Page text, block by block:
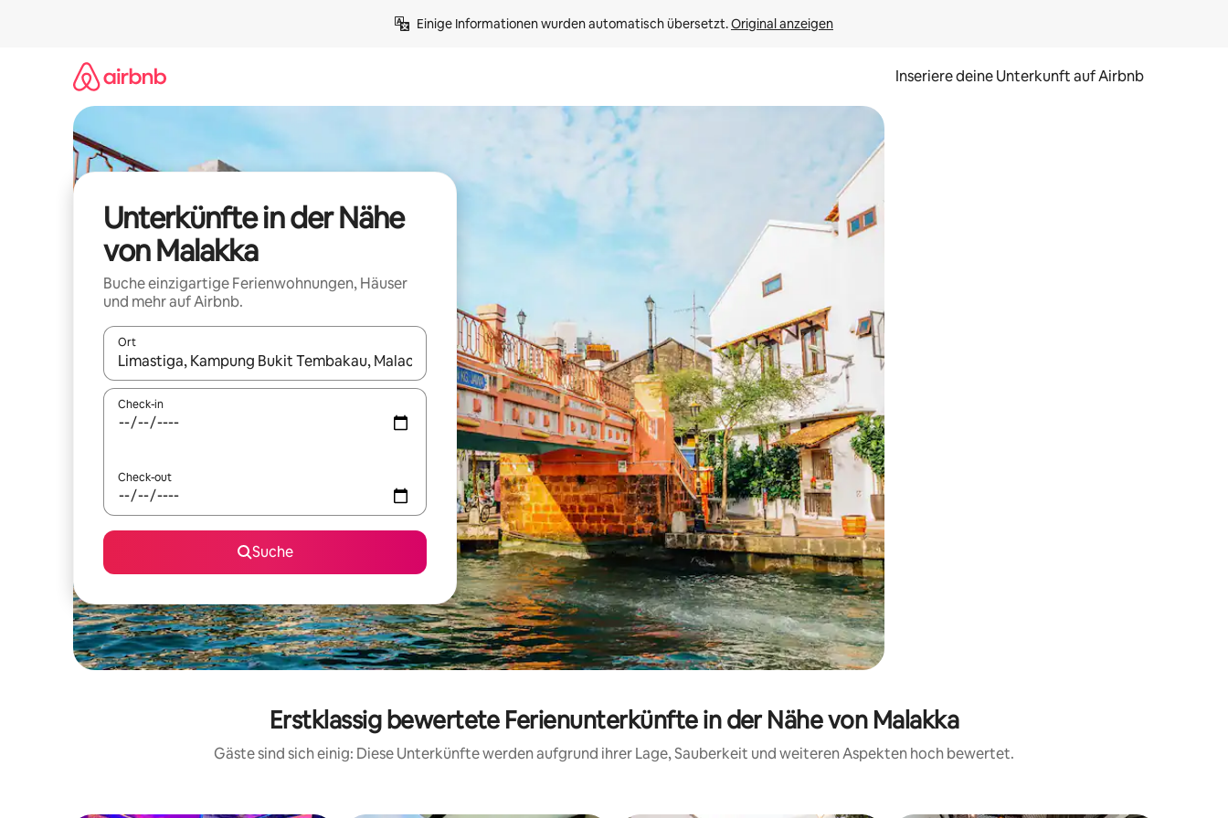
Einige Informationen wurden automatisch übersetzt. Original anzeigen
Inseriere deine Unterkunft auf Airbnb
Unterkünfte in der Nähe
von Malakka
Buche einzigartige Ferienwohnungen, Häuser
und mehr auf Airbnb.
Ort
Wenn Ergebnisse verfügbar sind, navigiere mit den Pfeiltasten nach oben und unten oder erkunde die Ergebnisse durch Berühren oder Wischgesten.
Check-in
Check-out
Suche
Erstklassig bewertete Ferienunterkünfte in der Nähe von Malakka
Gäste sind sich einig: Diese Unterkünfte werden aufgrund ihrer Lage, Sauberkeit und weiteren Aspekten hoch bewertet.